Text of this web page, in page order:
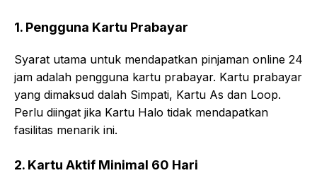
1. Pengguna Kartu Prabayar
Syarat utama untuk mendapatkan pinjaman online 24
jam adalah pengguna kartu prabayar. Kartu prabayar
yang dimaksud dalah Simpati, Kartu As dan Loop.
Perlu diingat jika Kartu Halo tidak mendapatkan
fasilitas menarik ini.
2. Kartu Aktif Minimal 60 Hari